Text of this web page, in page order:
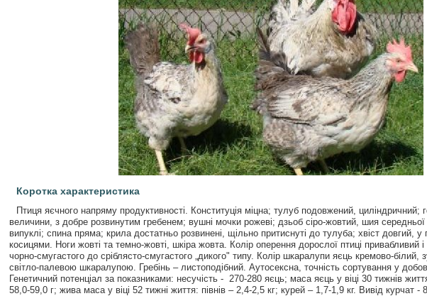
Коротка характеристика
Птиця яєчного напряму продуктивності. Конституція міцна; тулуб подовжений, циліндричний;
величини, з добре розвинутим гребенем; вушні мочки рожеві; дзьоб сіро-жовтий, шия
випуклі; спина пряма; крила достатньо розвинені, щільно притиснуті до тулуба; хвіст довгий, у
косицями. Ноги жовті та темно-жовті, шкіра жовта. Колір оперення дорослої птиці привабливий і
чорно-смугастого до сріблясто-смугастого „дикого" типу. Колір шкаралупи яєць кремово-білий,
світло-палевою шкаралупою. Гребінь – листоподібний. Аутосексна, точність сортування у
Генетичний потенціал за показниками: несучість - 270-280 яєць; маса яєць у віці 30 тижнів
58,0-59,0 г; жива маса у віці 52 тижні життя: півнів – 2,4-2,5 кг; курей – 1,7-1,9 кг. Вивід курчат -